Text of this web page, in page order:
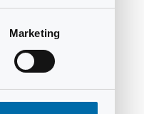
Marketing